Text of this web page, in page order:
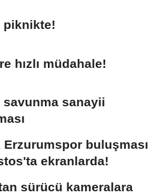
piknikte!
hızlı müdahale!
savunma sanayii
Erzurumspor buluşması
ekranlarda!
sürücü kameralara